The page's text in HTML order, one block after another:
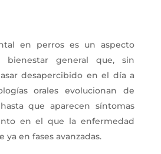
en perros es un aspecto
bienestar general que, sin
desapercibido en el día a
orales evolucionan de
que aparecen síntomas
en el que la enfermedad
ya en fases avanzadas.